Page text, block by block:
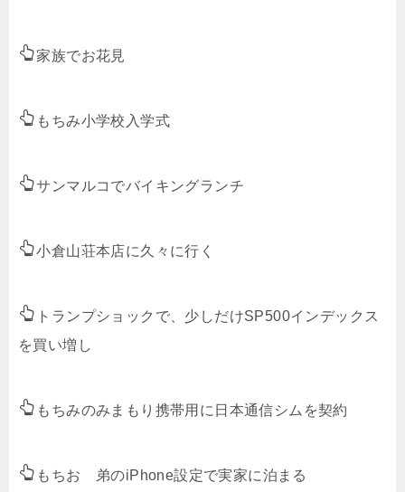
家族でお花見
もちみ小学校入学式
サンマルコでバイキングランチ
小倉山荘本店に久々に行く
トランプショックで、少しだけSP500インデックス
を買い増し
もちみのみまもり携帯用に日本通信シムを契約
もちお 弟のiPhone設定で実家に泊まる